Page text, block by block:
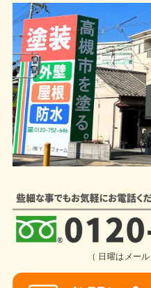
（ 日曜はメー